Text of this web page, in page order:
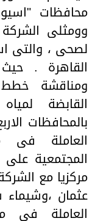
محافظات
وومثلى
لصحى ، والتى
القاهرة .
ومناقشة خطط
القابضة
بالمحافظات
العاملة فى
المجتمعية
مركزيا مع
عثمان ،وشيماء
العاملة فى